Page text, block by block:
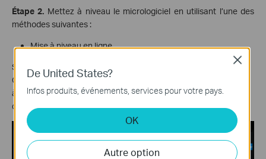
Étape 2. Mettez à niveau le micrologiciel en utilisant l’une des
méthodes suivantes :
Mise à niveau en ligne
Sélectionnez l'appareil et cliquez sur Mise à niveau en ligne
Consultez les notes de version, confirmez le nombre d'appareils
à mettre à niveau, cliquez surMettre à niveauet attendez la fin
de
la mise à niveau.
De United States?
Infos produits, événements, services pour votre pays.
OK
Autre option
Close